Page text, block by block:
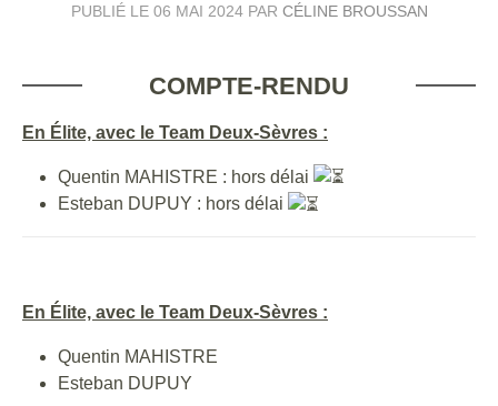
PUBLIÉ LE 06 MAI 2024PAR CÉLINE BROUSSAN
COMPTE-RENDU
En Élite, avec le Team Deux-Sèvres :
Quentin MAHISTRE : hors délai
Esteban DUPUY : hors délai
En Élite, avec le Team Deux-Sèvres :
Quentin MAHISTRE
Esteban DUPUY